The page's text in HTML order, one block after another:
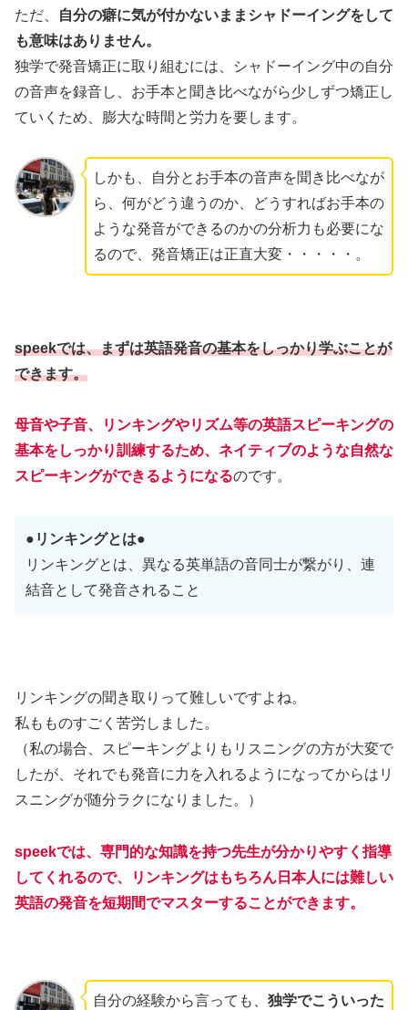
ただ、
自分の癖に気が付かないままシャドーイングをして
も意味はありません。
独学で発音矯正に取り組むには、シャドーイング中の自分
の音声を録音し、お手本と聞き比べながら少しずつ矯正し
ていくため、膨大な時間と労力を要します。
しかも、自分とお手本の音声を聞き比べなが
ら、何がどう違うのか、どうすればお手本の
ような発音ができるのかの分析力も必要にな
るので、発音矯正は正直大変・・・・・。
speekでは、まずは英語発音の基本をしっかり学ぶことが
できます。
母音や子音、リンキングやリズム等の英語スピーキングの
基本をしっかり訓練するため、ネイティブのような自然な
スピーキングができるようになるのです。
●リンキングとは●
リンキングとは、異なる英単語の音同士が繋がり、連
結音として発音されること
リンキングの聞き取りって難しいですよね。
私もものすごく苦労しました。
（私の場合、スピーキングよりもリスニングの方が大変で
したが、それでも発音に力を入れるようになってからはリ
スニングが随分ラクになりました。）
speekでは、専門的な知識を持つ先生が分かりやすく指導
してくれるので、リンキングはもちろん日本人には難しい
英語の発音を短期間でマスターすることができます。
自分の経験から言っても、 独学でこういった